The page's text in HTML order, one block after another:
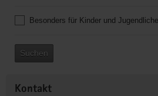
Besonders für Kinder und
Suchen
Kontakt